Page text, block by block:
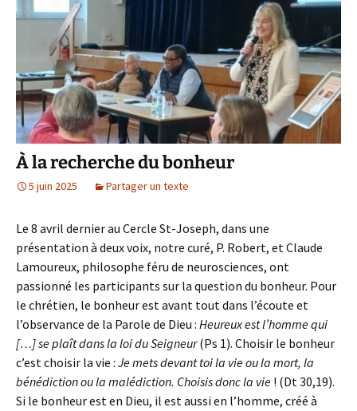
À la recherche du bonheur
5 juin 2025 Partager un texte
Le 8 avril dernier au Cercle St-Joseph, dans une
présentation à deux voix, notre curé, P. Robert, et Claude
Lamoureux, philosophe féru de neurosciences, ont
passionné les participants sur la question du bonheur. Pour
le chrétien, le bonheur est avant tout dans l’écoute et
l’observance de la Parole de Dieu : Heureux est l’homme qui
[…] se plaît dans la loi du Seigneur(Ps 1). Choisir le bonheur
c’est choisir la vie : Je mets devant toi la vie ou la mort, la
bénédiction ou la malédiction. Choisis donc la vie ! (Dt 30,19).
Si le bonheur est en Dieu, il est aussi en l’homme, créé à